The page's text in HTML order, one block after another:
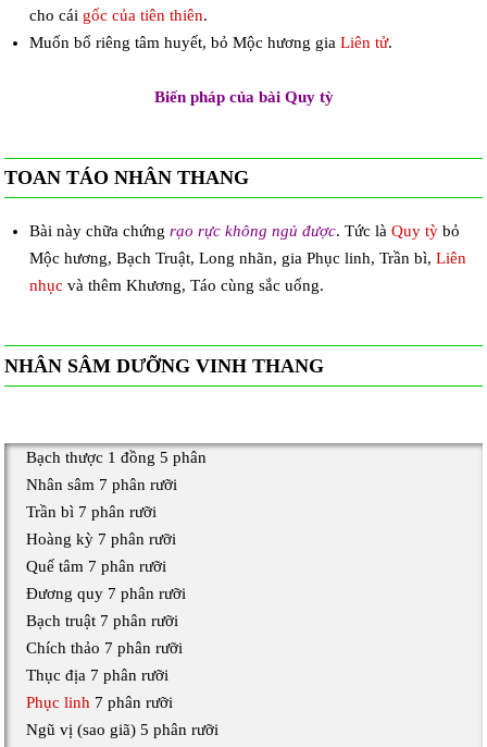
cho cái gốc của tiên thiên.
Muốn bổ riêng tâm huyết, bỏ Mộc hương gia Liên tử.
Biến pháp của bài Quy tỳ
TOAN TÁO NHÂN THANG
Bài này chữa chứng rạo rực không ngủ được. Tức là Quy tỳbỏ
Mộc hương, Bạch Truật, Long nhãn, gia Phục linh, Trần bì, Liên
nhục và thêm Khương, Táo cùng sắc uống.
NHÂN SÂM DƯỠNG VINH THANG
Bạch thược 1 đồng 5 phân
Nhân sâm 7 phân rưỡi
Trần bì 7 phân rưỡi
Hoàng kỳ 7 phân rưỡi
Quế tâm 7 phân rưỡi
Đương quy 7 phân rưỡi
Bạch truật 7 phân rưỡi
Chích thảo 7 phân rưỡi
Thục địa 7 phân rưỡi
Phục linh 7 phân rưỡi
Ngũ vị (sao giã) 5 phân rưỡi